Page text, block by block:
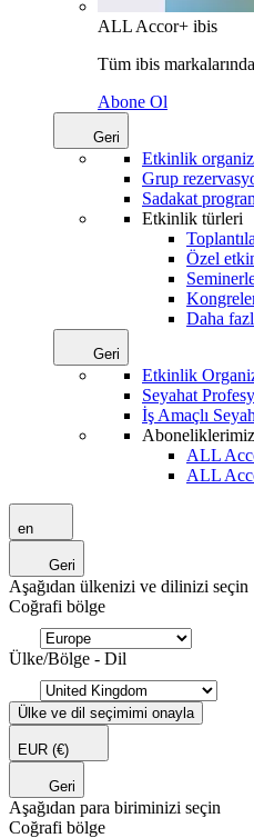
ALL Accor+ ibis
Tüm ibis
Abone Ol
Geri
Etkinlik
Grup
Sadakat
Etkinlik türleri
Özel
Daha
Geri
Etkinlik
Seyahat
İş Amaçlı
Aboneliklerimiz
ALL
ALL
en
Geri
Aşağıdan ülkenizi ve dilinizi seçin
Coğrafi bölge
Ülke/Bölge - Dil
Ülke ve dil seçimimi onayla
EUR (€)
Geri
Aşağıdan para biriminizi seçin
Coğrafi bölge